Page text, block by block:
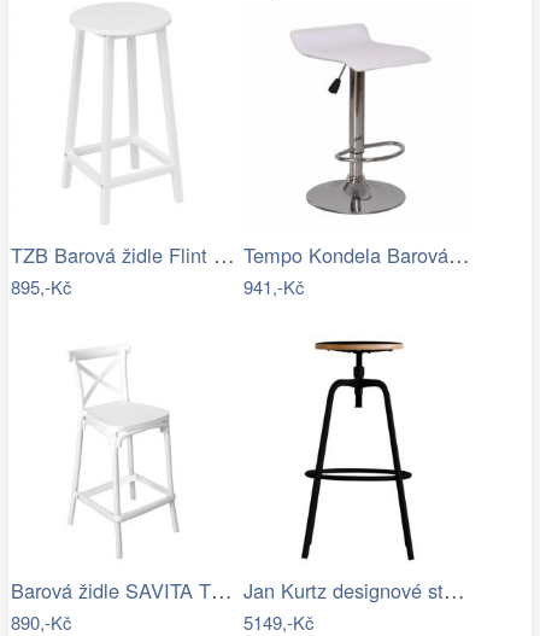
TZB Barová židle Flint bílá
895,-Kč
Tempo Kondela Barová židle LARIA NEW -…
941,-Kč
Barová židle SAVITA TYP 2 Tempo Kondela
890,-Kč
Jan Kurtz designové stoličky Paris…
5149,-Kč